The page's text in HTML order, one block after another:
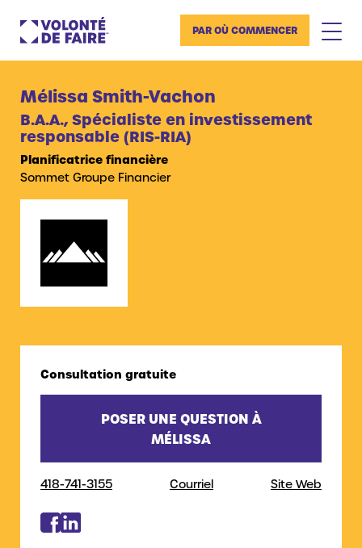
PAR OÙ COMMENCER
Mélissa Smith-Vachon
B.A.A., Spécialiste en investissement
responsable (RIS-RIA)
Planificatrice financière
Sommet Groupe Financier
Consultation gratuite
POSER UNE QUESTION À
MÉLISSA
418-741-3155 Courriel Site Web